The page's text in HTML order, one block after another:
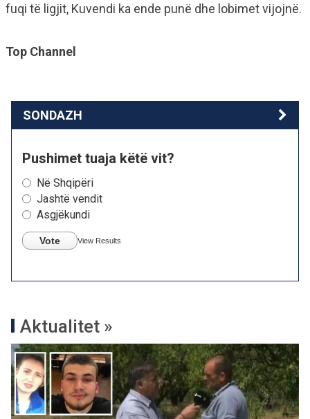
fuqi të ligjit, Kuvendi ka ende punë dhe lobimet vijojnë.
Top Channel
SONDAZH
Pushimet tuaja këtë vit?
Në Shqipëri
Jashtë vendit
Asgjëkundi
Vote View Results
Aktualitet »